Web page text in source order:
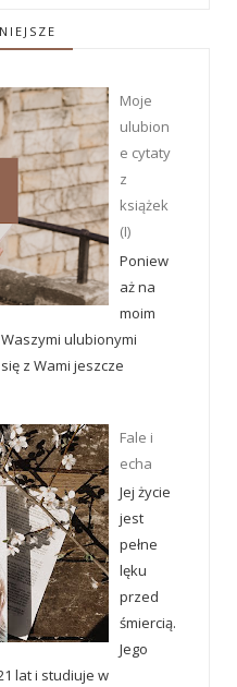
Moje
ulubion
e cytaty
z
książek
(I)
Poniew
aż na
moim
ulubionymi
z Wami jeszcze
Fale i
echa
Jej życie
jest
pełne
lęku
przed
śmiercią.
Jego
lat i studiuje w